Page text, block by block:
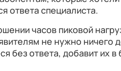
ответа специалиста.
часов пиковой
не нужно ничего
без ответа, добавит их в